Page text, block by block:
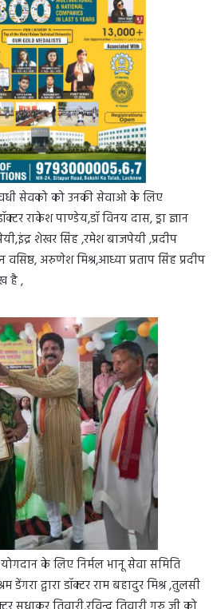
सेवको को उनकी सेवाओ के लिए
राकेश पाण्डेय,डॉ विनय दास, ड्रा ज्ञान
शेखर सिंह ,रमेश बाजपेयी ,प्रदीप
वसिष्ठ, अरुणेश मिश्र,आध्या प्रताप सिंह प्रदीप
है ,
के लिए निर्मल भानू सेवा समिति
द्वारा डॉक्टर राम बहादुर मिश्र ,तुलसी